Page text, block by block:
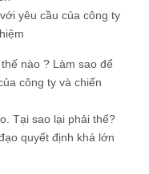
yêu cầu của công ty
nào ? Làm sao để
công ty và chiến
Tại sao lại phải thế?
quyết định khá lớn